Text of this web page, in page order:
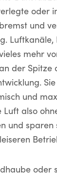
oder
und
Luftkanäle,
mehr
der Spitze
und
Luft also
und sparen
oder